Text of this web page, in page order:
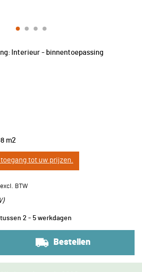
m2
tot uw prijzen.
)
2 - 5 werkdagen
Bestellen
Interieur - binnentoepassing